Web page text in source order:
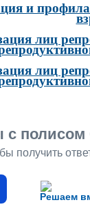
и
лиц
лиц
Решаем
с
получить